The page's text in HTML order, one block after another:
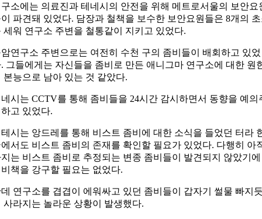
소에는 의료진과 테네시의 안전을 위해 메트로서울의 보안요
파견돼 있었다. 담장과 철책을 보수한 보안요원들은 8개의
세워 연구소 주변을 철통같이 지키고 있었다.
연구소 주변으로는 여전히 수천 구의 좀비들이 배회하고 있었
그들에게는 자신들을 좀비로 만든 애니그마 연구소에 대한 원
본능으로 남아 있는 것 같았다.
시는 CCTV를 통해 좀비들을 24시간 감시하면서 동향을 예의
고 있었다.
시는 앙드레를 통해 비스트 좀비에 대한 소식을 들었던 터라
서도 비스트 좀비의 존재를 확인할 필요가 있었다. 다행히 아
는 비스트 좀비로 추정되는 변종 좀비들이 발견되지 않았기에
책을 강구할 필요는 없었다.
연구소를 겹겹이 에워싸고 있던 좀비들이 갑자기 썰물 빠지
사라지는 놀라운 상황이 발생했다.